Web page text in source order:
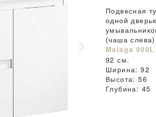
Подвесная
одной
(чаша слева)
Malaga 900L
92 см.
Ширина: 92
Высота: 56
Глубина: 45